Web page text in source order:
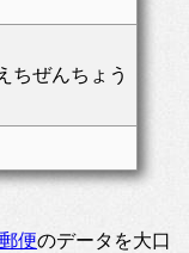
ちぜんちょう
便のデータを大口